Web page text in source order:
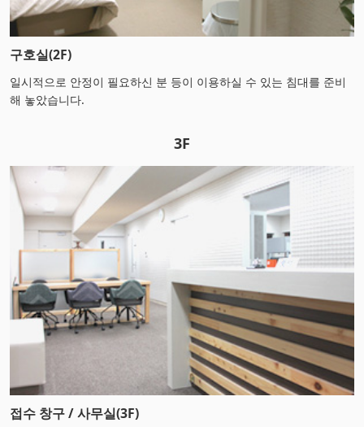
구호실(2F)
일시적으로 안정이 필요하신 분 등이 이용하실 수 있는 침대를 준비
해 놓았습니다.
3F
접수 창구 / 사무실(3F)